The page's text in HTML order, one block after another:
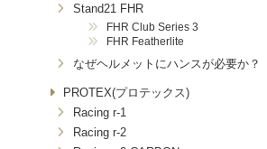
Stand21 FHR
FHR Club Series 3
FHR Featherlite
なぜヘルメットにハンスが必要か？
PROTEX(プロテックス)
Racing r-1
Racing r-2